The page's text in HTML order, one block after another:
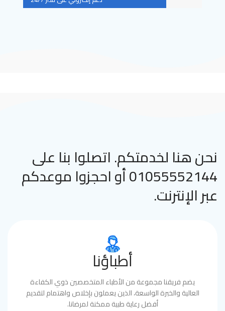
نحن هنا لخدمتكم. اتصلوا بنا على
01055552144 أو احجزوا موعدكم
عبر الإنترنت.
أطباؤنا
يضم فريقنا مجموعة من الأطباء المتخصصين ذوي الكفاءة
العالية والخبرة الواسعة، الذين يعملون بإخلاص واهتمام لتقديم
أفضل رعاية طبية ممكنة لمرضانا.